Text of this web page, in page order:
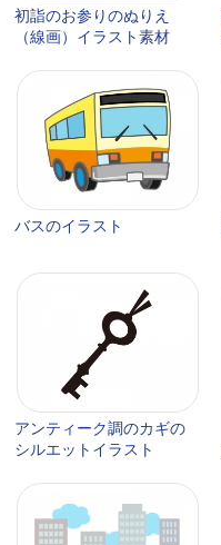
初詣のお参りのぬりえ
（線画）イラスト素材
バスのイラスト
アンティーク調のカギの
シルエットイラスト